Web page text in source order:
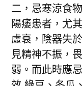
二，忌寒涼食物
陽痿患者，尤
虛衰，陰器失
見精神不振，
弱。而此時應